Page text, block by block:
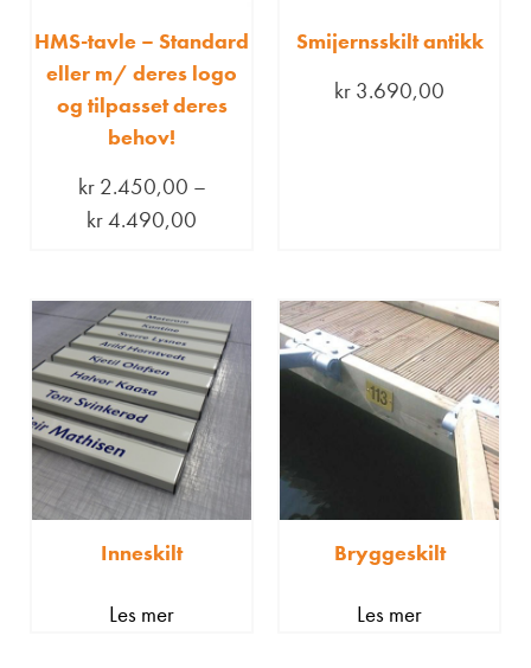
HMS-tavle – Standard
eller m/ deres logo
og tilpasset deres
behov!
kr2.450,00 –
kr4.490,00
Smijernsskilt antikk
kr 3.690,00
Inneskilt
Les mer
Bryggeskilt
Les mer